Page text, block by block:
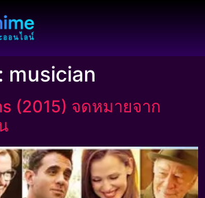
musician
(2015) จดหมายจาก